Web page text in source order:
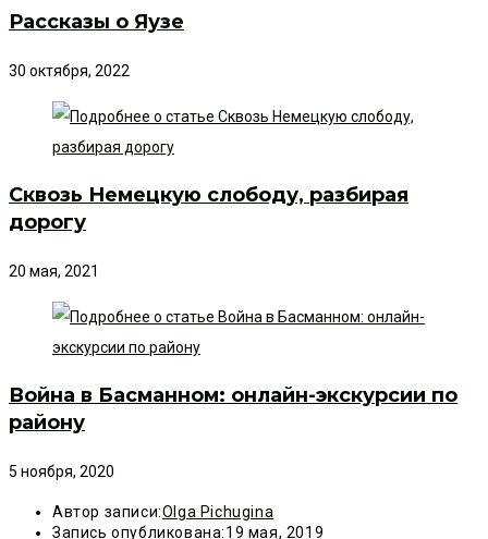
Рассказы о Яузе
30 октября, 2022
Сквозь Немецкую слободу, разбирая
дорогу
20 мая, 2021
Война в Басманном: онлайн-экскурсии по
району
5 ноября, 2020
Автор записи:Olga Pichugina
Запись опубликована:19 мая, 2019